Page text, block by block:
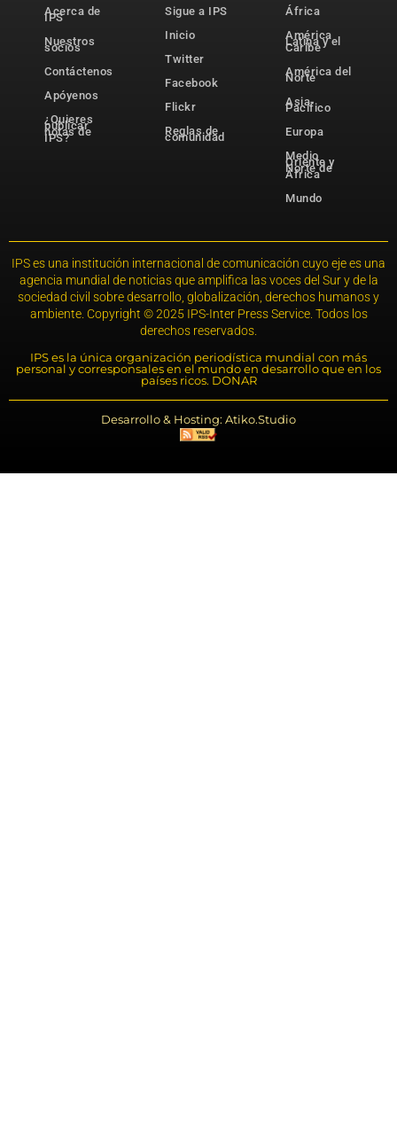
Acerca de
IPS
Nuestros
socios
Contáctenos
Apóyenos
¿Quieres
publicar
notas de
IPS?
Sigue a IPS
Inicio
Twitter
Facebook
Flickr
Reglas de
comunidad
África
América
Latina y el
Caribe
América del
Norte
Asia-
Pacífico
Europa
Medio
Oriente y
Norte de
África
Mundo
IPS es una institución internacional de comunicación cuyo eje es una
agencia mundial de noticias que amplifica las voces del Sur y de la
sociedad civil sobre desarrollo, globalización, derechos humanos y
ambiente. Copyright © 2025 IPS-Inter Press Service. Todos los
derechos reservados.
IPS es la única organización periodística mundial con más
personal y corresponsales en el mundo en desarrollo que en los
países ricos. DONAR
Desarrollo & Hosting: Atiko.Studio